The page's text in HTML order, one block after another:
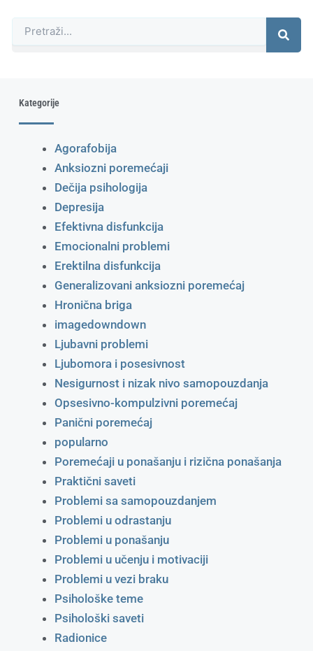
Kategorije
Agorafobija
Anksiozni poremećaji
Dečija psihologija
Depresija
Efektivna disfunkcija
Emocionalni problemi
Erektilna disfunkcija
Generalizovani anksiozni poremećaj
Hronična briga
imagedowndown
Ljubavni problemi
Ljubomora i posesivnost
Nesigurnost i nizak nivo samopouzdanja
Opsesivno-kompulzivni poremećaj
Panični poremećaj
popularno
Poremećaji u ponašanju i rizična ponašanja
Praktični saveti
Problemi sa samopouzdanjem
Problemi u odrastanju
Problemi u ponašanju
Problemi u učenju i motivaciji
Problemi u vezi braku
Psihološke teme
Psihološki saveti
Radionice